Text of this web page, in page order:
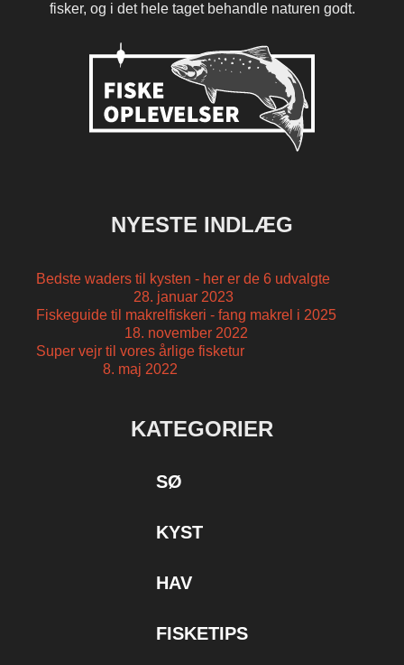
fisker, og i det hele taget behandle naturen godt.
NYESTE INDLÆG
Bedste waders til kysten - her er de 6 udvalgte
28. januar 2023
Fiskeguide til makrelfiskeri - fang makrel i 2025
18. november 2022
Super vejr til vores årlige fisketur
8. maj 2022
KATEGORIER
SØ
KYST
HAV
FISKETIPS